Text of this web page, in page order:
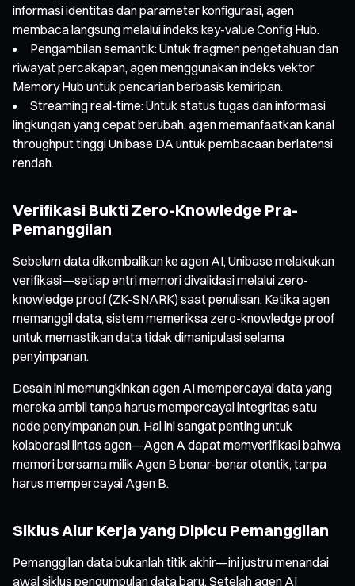
informasi identitas dan parameter konfigurasi, agen
membaca langsung melalui indeks key-value Config Hub.
Pengambilan semantik: Untuk fragmen pengetahuan dan
riwayat percakapan, agen menggunakan indeks vektor
Memory Hub untuk pencarian berbasis kemiripan.
Streaming real-time: Untuk status tugas dan informasi
lingkungan yang cepat berubah, agen memanfaatkan kanal
throughput tinggi Unibase DA untuk pembacaan berlatensi
rendah.
Verifikasi Bukti Zero-Knowledge Pra-
Pemanggilan
Sebelum data dikembalikan ke agen AI, Unibase melakukan
verifikasi—setiap entri memori divalidasi melalui zero-
knowledge proof (ZK-SNARK) saat penulisan. Ketika agen
memanggil data, sistem memeriksa zero-knowledge proof
untuk memastikan data tidak dimanipulasi selama
penyimpanan.
Desain ini memungkinkan agen AI mempercayai data yang
mereka ambil tanpa harus mempercayai integritas satu
node penyimpanan pun. Hal ini sangat penting untuk
kolaborasi lintas agen—Agen A dapat memverifikasi bahwa
memori bersama milik Agen B benar-benar otentik, tanpa
harus mempercayai Agen B.
Siklus Alur Kerja yang Dipicu Pemanggilan
Pemanggilan data bukanlah titik akhir—ini justru menandai
awal siklus pengumpulan data baru. Setelah agen AI